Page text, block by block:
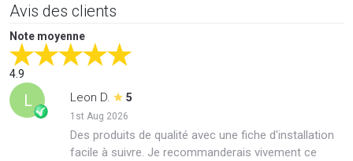
Avis des clients
Note moyenne
4.9
L Leon D. 5
1st Aug 2026
Des produits de qualité avec une fiche d'installation
facile à suivre. Je recommanderais vivement ce